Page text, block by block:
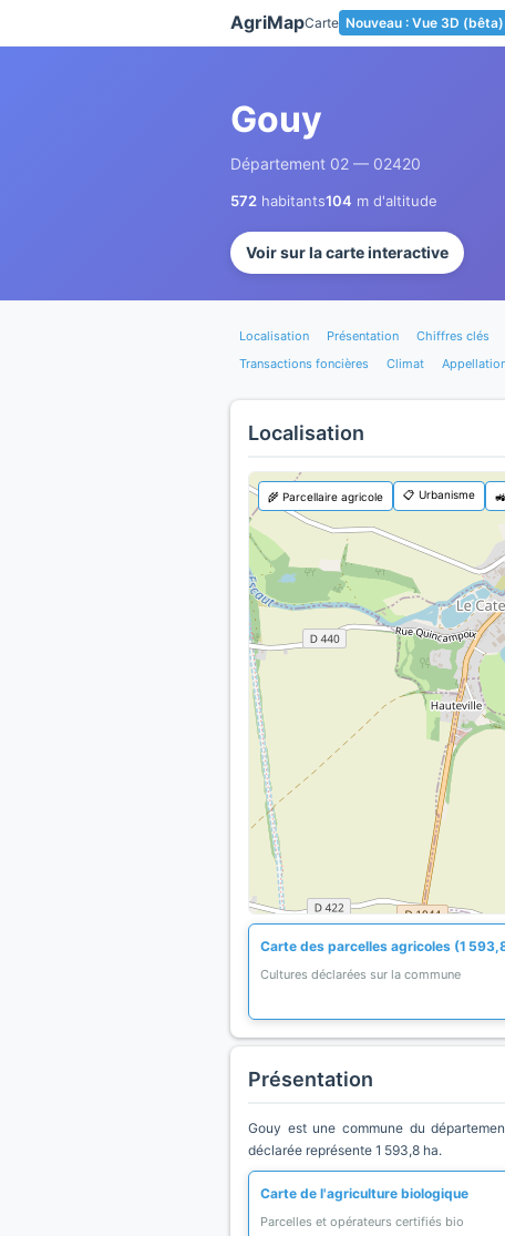
AgriMapCarte Nouveau : Vue 3D (bêta)
Gouy
Département 02 — 02420
572 habitants104 m d'altitude
Voir sur la carte interactive
Localisation Présentation Chiffres clés
Transactions foncières
Climat
Localisation
🌾 Parcellaire agricole 📋 Urbanisme
Carte des parcelles agricoles (1
Cultures déclarées sur la commune
Présentation
Gouy est une commune du
déclarée représente 1 593,8 ha.
Carte de l'agriculture biologique
Parcelles et opérateurs certifiés bio
Panneau de gestion des cookies